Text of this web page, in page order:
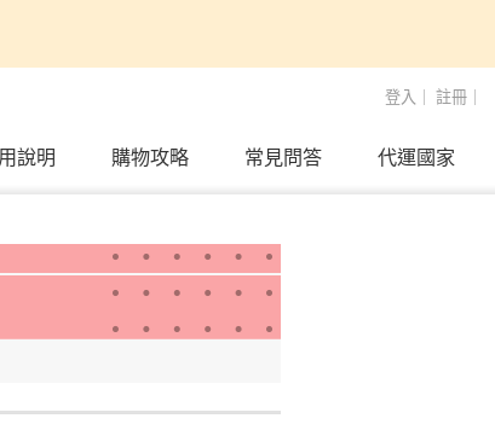
登入 註冊
代運國家
常見問答
購物攻略
說明